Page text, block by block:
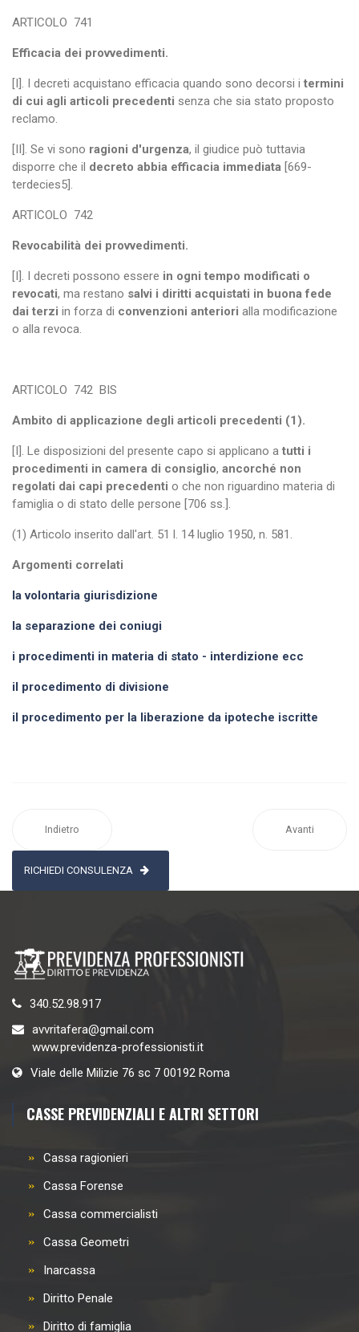
ARTICOLO 741
Efficacia dei provvedimenti.
[I]. I decreti acquistano efficacia quando sono decorsi i termini
di cui agli articoli precedenti senza che sia stato proposto
reclamo.
[II]. Se vi sono ragioni d'urgenza, il giudice può tuttavia
disporre che il decreto abbia efficacia immediata [669-
terdecies5].
ARTICOLO 742
Revocabilità dei provvedimenti.
[I]. I decreti possono essere in ogni tempo modificati o
revocati, ma restano salvi i diritti acquistati in buona fede
dai terzi in forza di convenzioni anteriori alla modificazione
o alla revoca.
ARTICOLO 742 BIS
Ambito di applicazione degli articoli precedenti (1).
[I]. Le disposizioni del presente capo si applicano a tutti i
procedimenti in camera di consiglio, ancorché non
regolati dai capi precedenti o che non riguardino materia di
famiglia o di stato delle persone [706 ss.].
(1) Articolo inserito dall'art. 51 l. 14 luglio 1950, n. 581.
Argomenti correlati
la volontaria giurisdizione
la separazione dei coniugi
i procedimenti in materia di stato - interdizione ecc
il procedimento di divisione
il procedimento per la liberazione da ipoteche iscritte
Indietro Avanti
RICHIEDI CONSULENZA
340.52.98.917
avvritafera@gmail.com
www.previdenza-professionisti.it
Viale delle Milizie 76 sc 7 00192 Roma
CASSE PREVIDENZIALI E ALTRI SETTORI
Cassa ragionieri
Cassa Forense
Cassa commercialisti
Cassa Geometri
Inarcassa
Diritto Penale
Diritto di famiglia